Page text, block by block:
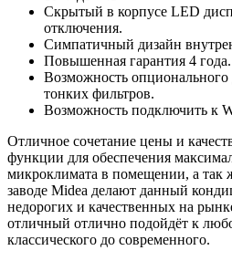
Скрытый в корпусе LED
отключения.
Симпатичный дизайн
Повышенная гарантия 4 года.
Возможность
тонких фильтров.
Возможность подключить к
Отличное сочетание цены и
функции для обеспечения
микроклимата в помещении, а так
заводе Midea делают данный
недорогих и качественных на
отличный отлично подойдёт к
классического до современного.